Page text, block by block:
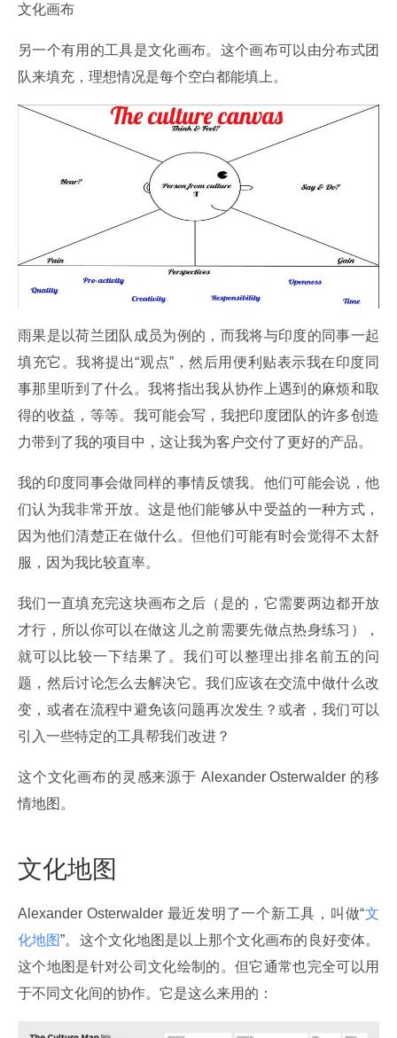
文化画布
另一个有用的工具是文化画布。这个画布可以由分布式团
队来填充，理想情况是每个空白都能填上。
雨果是以荷兰团队成员为例的，而我将与印度的同事一起
填充它。我将提出“观点”，然后用便利贴表示我在印度同
事那里听到了什么。我将指出我从协作上遇到的麻烦和取
得的收益，等等。我可能会写，我把印度团队的许多创造
力带到了我的项目中，这让我为客户交付了更好的产品。
我的印度同事会做同样的事情反馈我。他们可能会说，他
们认为我非常开放。这是他们能够从中受益的一种方式，
因为他们清楚正在做什么。但他们可能有时会觉得不太舒
服，因为我比较直率。
我们一直填充完这块画布之后（是的，它需要两边都开放
才行，所以你可以在做这儿之前需要先做点热身练习），
就可以比较一下结果了。我们可以整理出排名前五的问
题，然后讨论怎么去解决它。我们应该在交流中做什么改
变，或者在流程中避免该问题再次发生？或者，我们可以
引入一些特定的工具帮我们改进？
这个文化画布的灵感来源于 Alexander Osterwalder 的移
情地图。
文化地图
Alexander Osterwalder 最近发明了一个新工具，叫做“文
化地图”。这个文化地图是以上那个文化画布的良好变体。
这个地图是针对公司文化绘制的。但它通常也完全可以用
于不同文化间的协作。它是这么来用的：